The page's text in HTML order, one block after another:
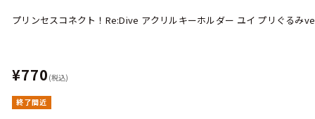
プリンセスコネクト！Re:Dive アクリルキーホルダー ユイ プリぐるみ
¥770 (税込)
終了間近